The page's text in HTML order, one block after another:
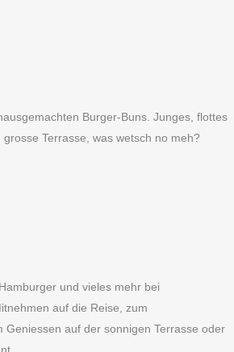
Burger-Buns. Junges, flottes
Terrasse, was wetsch no meh?
und vieles mehr bei
auf die Reise, zum
Geniessen auf der sonnigen Terrasse oder